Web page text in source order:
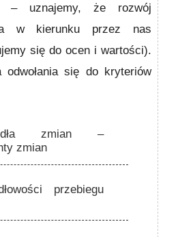
uznajemy, że rozwój
w kierunku przez nas
się do ocen i wartości).
odwołania się do kryteriów
zmian –
zmian
przebiegu